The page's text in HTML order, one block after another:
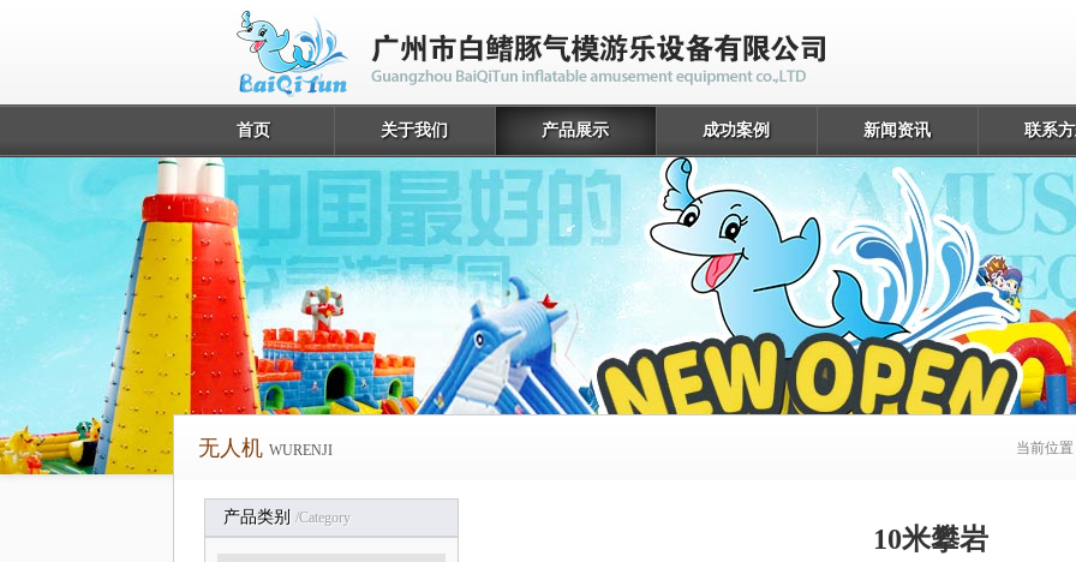
首页 关于我们 产品展示 成功案例 新闻资讯 联系
无人机 WURENJI 当前位置
产品类别 /category
10米攀岩